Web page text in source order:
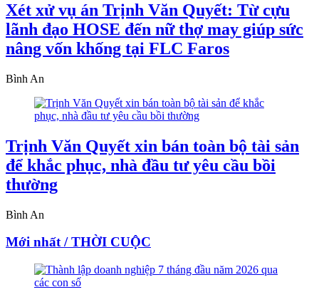
Xét xử vụ án Trịnh Văn Quyết: Từ cựu
lãnh đạo HOSE đến nữ thợ may giúp sức
nâng vốn khống tại FLC Faros
Bình An
Trịnh Văn Quyết xin bán toàn bộ tài sản
để khắc phục, nhà đầu tư yêu cầu bồi
thường
Bình An
Mới nhất / THỜI CUỘC